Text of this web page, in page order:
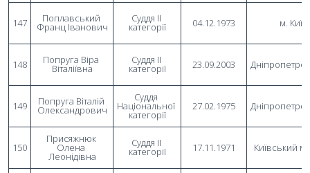
147 Поплавський
Франц Іванович
Суддя II
категорії 04.12.1973 м. Київ
148 Попруга Віра
Віталіївна
Суддя II
категорії 23.09.2003
149 Попруга Віталій
Олександрович
Суддя
Національної
категорії
27.02.1975
150
Присяжнюк
Олена
Леонідівна
Суддя II
категорії 17.11.1971 Київський